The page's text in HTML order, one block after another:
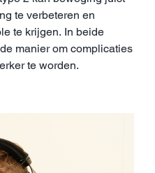
te verbeteren en
te krijgen. In beide
manier om complicaties
te worden.